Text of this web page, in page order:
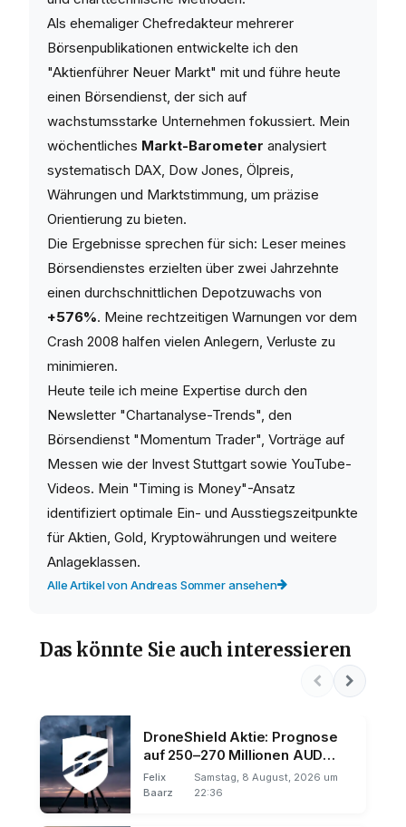
Als ehemaliger Chefredakteur mehrerer
Börsenpublikationen entwickelte ich den
"Aktienführer Neuer Markt" mit und führe heute
einen Börsendienst, der sich auf
wachstumsstarke Unternehmen fokussiert. Mein
wöchentliches Markt-Barometer analysiert
systematisch DAX, Dow Jones, Ölpreis,
Währungen und Marktstimmung, um präzise
Orientierung zu bieten.
Die Ergebnisse sprechen für sich: Leser meines
Börsendienstes erzielten über zwei Jahrzehnte
einen durchschnittlichen Depotzuwachs von
+576%. Meine rechtzeitigen Warnungen vor dem
Crash 2008 halfen vielen Anlegern, Verluste zu
minimieren.
Heute teile ich meine Expertise durch den
Newsletter "Chartanalyse-Trends", den
Börsendienst "Momentum Trader", Vorträge auf
Messen wie der Invest Stuttgart sowie YouTube-
Videos. Mein "Timing is Money"-Ansatz
identifiziert optimale Ein- und Ausstiegszeitpunkte
für Aktien, Gold, Kryptowährungen und weitere
Anlageklassen.
Alle Artikel von Andreas Sommer ansehen
Das könnte Sie auch interessieren
DroneShield Aktie: Prognose
auf 250–270 Millionen AUD
gekürzt
Felix
Baarz
Samstag, 8 August, 2026 um
22:36